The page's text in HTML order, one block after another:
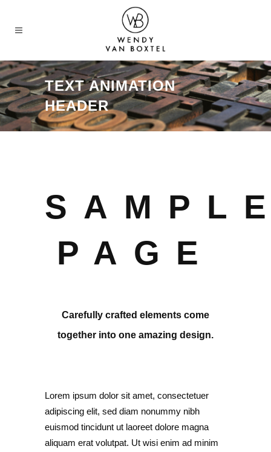
TEXT ANIMATION
HEADER
PAGE
Carefully crafted elements come
together into one amazing design.
Lorem ipsum dolor sit amet, consectetuer
adipiscing elit, sed diam nonummy nibh
euismod tincidunt ut laoreet dolore magna
aliquam erat volutpat. Ut wisi enim ad minim